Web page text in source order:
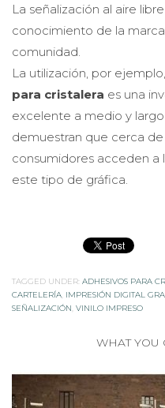
La señalización al aire
conocimiento de la
comunidad.
La utilización, por
para cristalera es una
excelente a medio y
demuestran que cerca
consumidores acceden a
este tipo de gráfica.
TAGGED UNDER: ADHESIVOS PARA
CARTELERÍA IMPRESIÓN DIGITAL
SEÑALIZACIÓN VINILO IMPRESO
WHAT YOU